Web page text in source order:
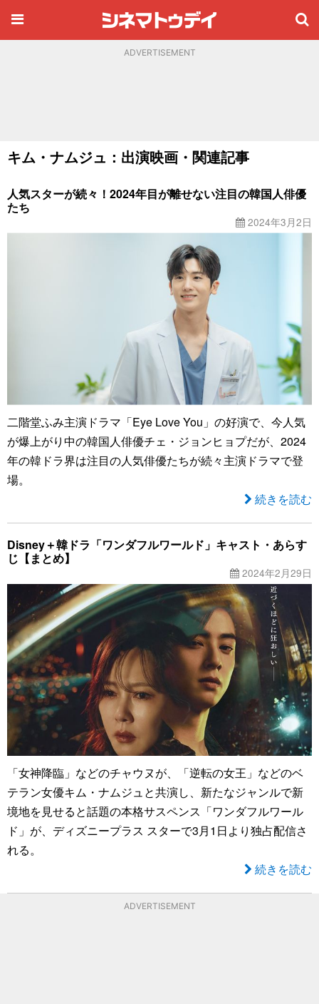
ADVERTISEMENT
キム・ナムジュ：出演映画・関連記事
人気スターが続々！2024年目が離せない注目の韓国人俳優
たち
2024年3月2日
二階堂ふみ主演ドラマ「Eye Love You」の好演で、今人気
が爆上がり中の韓国人俳優チェ・ジョンヒョプだが、2024
年の韓ドラ界は注目の人気俳優たちが続々主演ドラマで登
場。
続きを読む
Disney＋韓ドラ「ワンダフルワールド」キャスト・あらす
じ【まとめ】
2024年2月29日
「女神降臨」などのチャウヌが、「逆転の女王」などのベ
テラン女優キム・ナムジュと共演し、新たなジャンルで新
境地を見せると話題の本格サスペンス「ワンダフルワール
ド」が、ディズニープラス スターで3月1日より独占配信さ
れる。
続きを読む
ADVERTISEMENT